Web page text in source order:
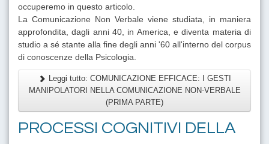
occuperemo in questo articolo.
La Comunicazione Non Verbale viene studiata, in maniera
approfondita, dagli anni 40, in America, e diventa materia di
studio a sé stante alla fine degli anni '60 all'interno del corpus
di conoscenze della Psicologia.
Leggi tutto: COMUNICAZIONE EFFICACE: I GESTI
MANIPOLATORI NELLA COMUNICAZIONE NON-VERBALE
(PRIMA PARTE)
PROCESSI COGNITIVI DELLA